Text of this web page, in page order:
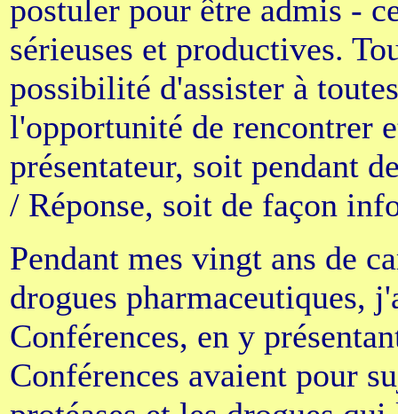
postuler pour être admis -
sérieuses et productives.
possibilité d'assister à
l'opportunité de rencontrer
présentateur, soit pendant
/ Réponse, soit de façon
Pendant mes vingt ans de
drogues pharmaceutiques,
Conférences, en y
Conférences avaient pour